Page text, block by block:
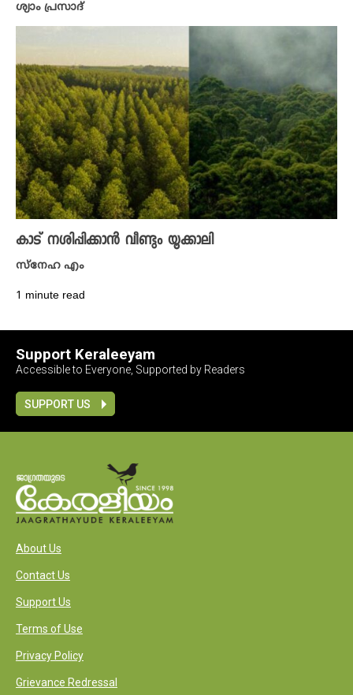
ശ്യാം പ്രസാദ്
കാട് നശിപ്പിക്കാന്‍ വീണ്ടും യൂക്കാലി
സ്നേഹ എം
1 minute read
Support Keraleeyam
Accessible to Everyone, Supported by Readers
SUPPORT US
About Us
Contact Us
Support Us
Terms of Use
Privacy Policy
Grievance Redressal